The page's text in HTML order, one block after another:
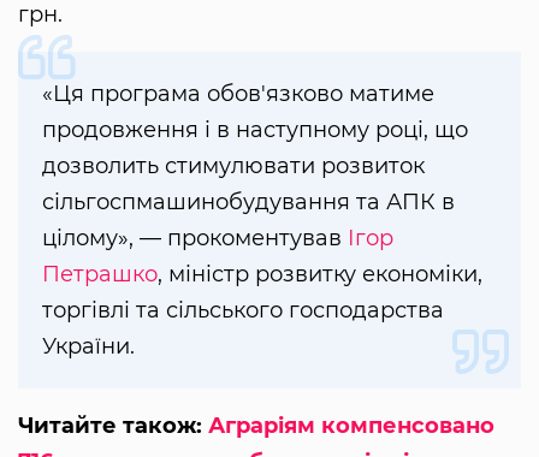
грн.
«Ця програма обов'язково матиме
продовження і в наступному році, що
дозволить стимулювати розвиток
сільгоспмашинобудування та АПК в
цілому», — прокоментував Ігор
Петрашко, міністр розвитку економіки,
торгівлі та сільського господарства
України.
Читайте також: Аграріям компенсовано